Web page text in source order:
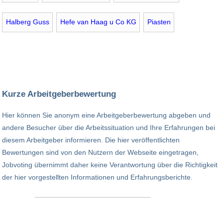
Halberg Guss Hefe van Haag u Co KG Piasten
Kurze Arbeitgeberbewertung
Hier können Sie anonym eine Arbeitgeberbewertung abgeben und
andere Besucher über die Arbeitssituation und Ihre Erfahrungen bei
diesem Arbeitgeber informieren. Die hier veröffentlichten
Bewertungen sind von den Nutzern der Webseite eingetragen,
Jobvoting übernimmt daher keine Verantwortung über die Richtigkeit
der hier vorgestellten Informationen und Erfahrungsberichte.